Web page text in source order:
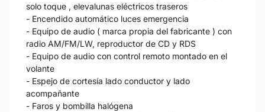
solo toque , elevalunas eléctricos traseros
- Encendido automático luces emergencia
- Equipo de audio ( marca propia del fabricante ) con
radio AM/FM/LW, reproductor de CD y RDS
- Equipo de audio con control remoto montado en el
volante
- Espejo de cortesía lado conductor y lado
acompañante
- Faros y bombilla halógena